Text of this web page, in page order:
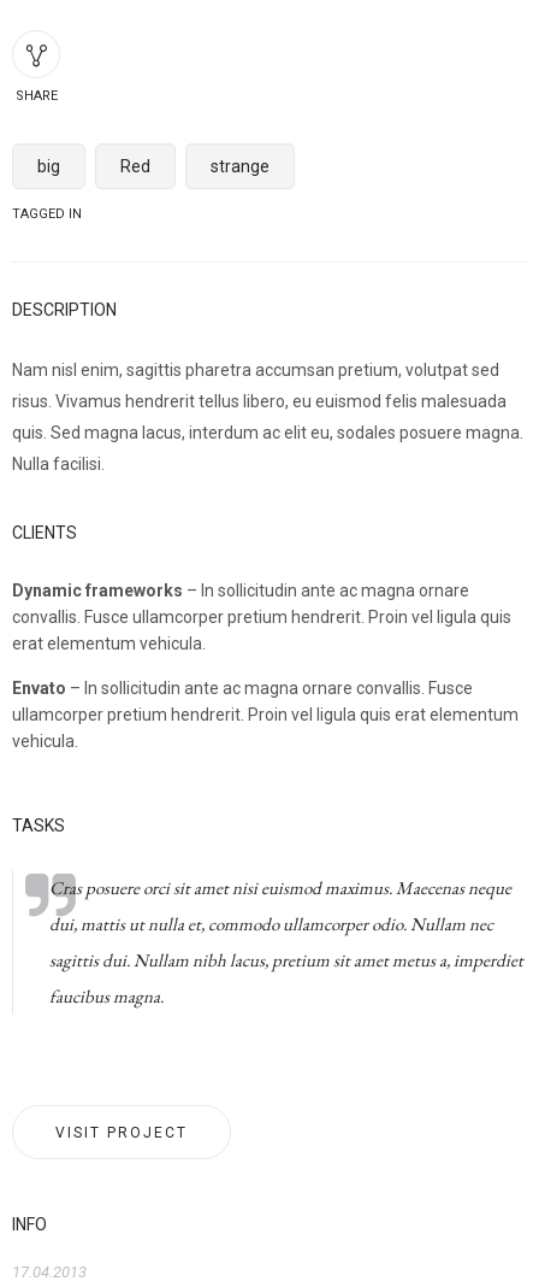
SHARE
big Red strange
TAGGED IN
DESCRIPTION
Nam nisl enim, sagittis pharetra accumsan pretium, volutpat sed
risus. Vivamus hendrerit tellus libero, eu euismod felis malesuada
quis. Sed magna lacus, interdum ac elit eu, sodales posuere magna.
Nulla facilisi.
CLIENTS
Dynamic frameworks – In sollicitudin ante ac magna ornare
convallis. Fusce ullamcorper pretium hendrerit. Proin vel ligula quis
erat elementum vehicula.
Envato – In sollicitudin ante ac magna ornare convallis. Fusce
ullamcorper pretium hendrerit. Proin vel ligula quis erat elementum
vehicula.
TASKS
Cras posuere orci sit amet nisi euismod maximus. Maecenas neque
dui, mattis ut nulla et, commodo ullamcorper odio. Nullam nec
sagittis dui. Nullam nibh lacus, pretium sit amet metus a, imperdiet
faucibus magna.
VISIT PROJECT
INFO
17.04.2013